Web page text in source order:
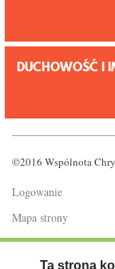
DUCHOWOŚĆ I
©2016 Wspólnota
Logowanie
Mapa strony
Polityka prywatności
Ta strona